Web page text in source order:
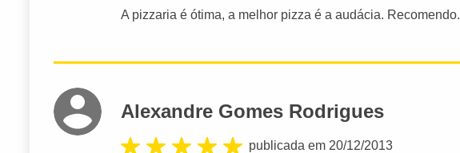
A pizzaria é ótima, a melhor pizza é a audácia. Recomendo.
Alexandre Gomes Rodrigues
publicada em 20/12/2013